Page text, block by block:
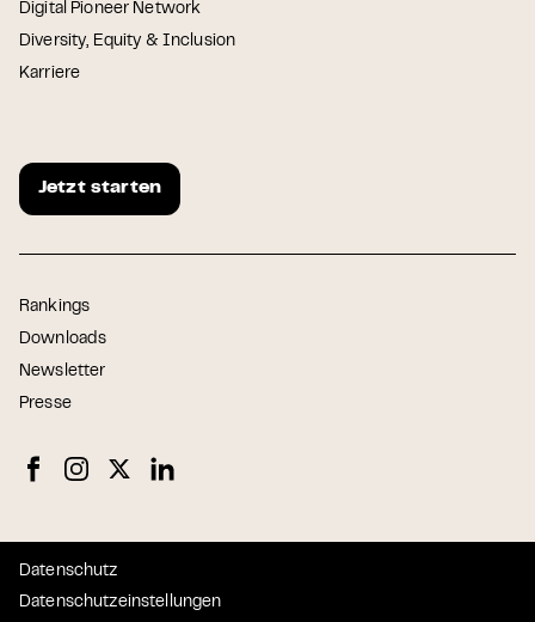
Digital Pioneer Network
Diversity, Equity & Inclusion
Karriere
Jetzt starten
Rankings
Downloads
Newsletter
Presse
Datenschutz
Datenschutzeinstellungen